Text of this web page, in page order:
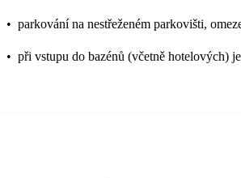
• parkování na nestřeženém parkovišti,
• při vstupu do bazénů (včetně hotelových)